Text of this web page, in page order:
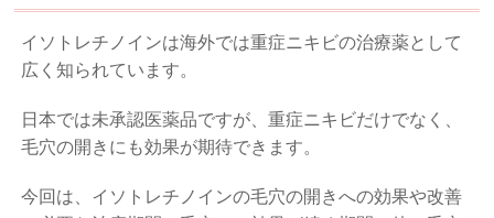
イソトレチノインは海外では重症ニキビの治療薬として
広く知られています。
日本では未承認医薬品ですが、重症ニキビだけでなく、
毛穴の開きにも効果が期待できます。
今回は、イソトレチノインの毛穴の開きへの効果や改善